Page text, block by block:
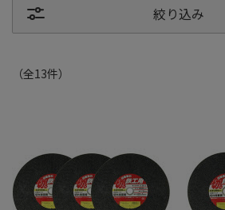
絞り込み
（全13件）